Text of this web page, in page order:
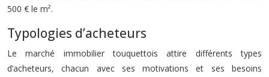
500 € le m².
Typologies d’acheteurs
Le marché immobilier touquettois attire différents types
d’acheteurs, chacun avec ses motivations et ses besoins